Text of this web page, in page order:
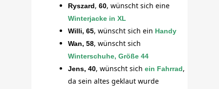
Ryszard,60, wünscht sich eine
Winterjacke in XL
Willi, 65, wünscht sich ein Handy
Wan, 58, wünscht sich
Winterschuhe, Größe 44
Jens, 40, wünscht sich ein Fahrrad,
da sein altes geklaut wurde